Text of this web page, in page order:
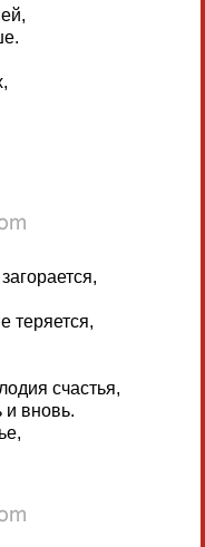
теряется,
счастья,
и вновь.